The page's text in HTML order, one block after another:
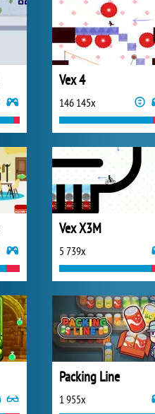
Vex 4
146 145x
Vex X3M
5 739x
Packing Line
1 955x